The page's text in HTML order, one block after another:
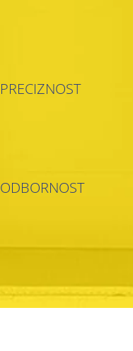
PRECIZNOST
ODBORNOST